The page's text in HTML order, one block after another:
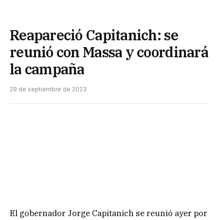
Reapareció Capitanich: se
reunió con Massa y coordinará
la campaña
29 de septiembre de 2023
El gobernador Jorge Capitanich se reunió ayer por